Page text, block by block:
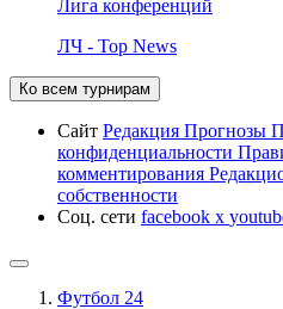
Лига конференций
ЛЧ - Top News
Ко всем турнирам
Сайт Редакция Прогнозы
конфиденциальности
комментирования
собственности
Соц. сети facebook x
Футбол 24